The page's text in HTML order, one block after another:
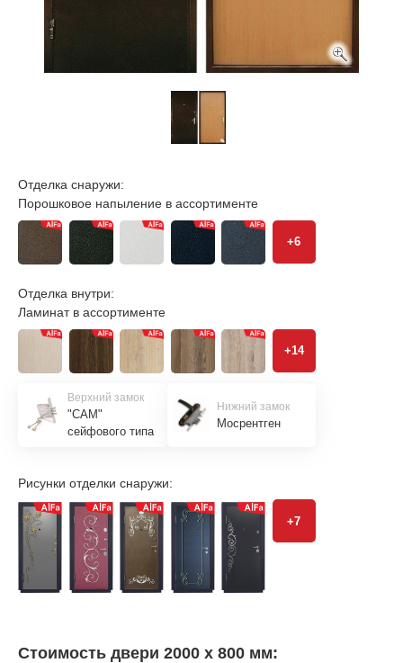
Отделка снаружи:
Порошковое напыление в ассортименте
+6
Отделка внутри:
Ламинат в ассортименте
+14
Верхний замок
"САМ"
сейфового типа
Нижний замок
Мосрентген
Рисунки отделки снаружи:
+7
Стоимость двери 2000 х 800 мм: